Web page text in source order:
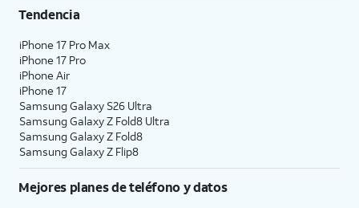
Tendencia
iPhone 17 Pro Max
iPhone 17 Pro
iPhone Air
iPhone 17
Samsung Galaxy S26 Ultra
Samsung Galaxy Z Fold8 Ultra
Samsung Galaxy Z Fold8
Samsung Galaxy Z Flip8
Mejores planes de teléfono y datos